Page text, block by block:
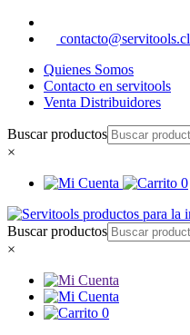
contacto@servitools.cl
Quienes Somos
Contacto en servitools
Venta Distribuidores
Buscar productos
×
0
Buscar productos
×
0